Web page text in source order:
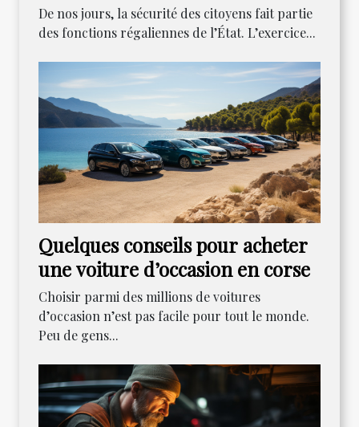
De nos jours, la sécurité des citoyens fait partie
des fonctions régaliennes de l’État. L’exercice...
Quelques conseils pour acheter
une voiture d’occasion en corse
Choisir parmi des millions de voitures
d’occasion n’est pas facile pour tout le monde.
Peu de gens...